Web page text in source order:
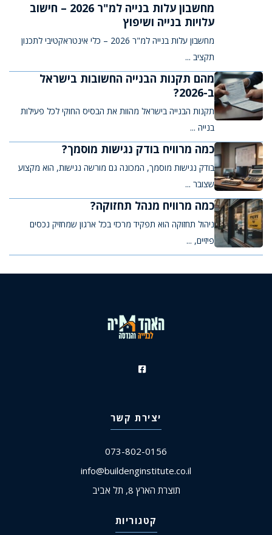
מחשבון עלות בנייה למ"ר 2026 – חישוב
עלויות בנייה ושיפוץ
מחשבון עלות בנייה למ"ר 2026 – כלי אינטראקטיבי לתכנון
תקציב ...
מהם תקנות הבנייה החשובות בישראל
ב-2026?
תקנות הבנייה בישראל מהוות את הבסיס החוקי לכל פעילות
בנייה ...
כמה מרוויח בודק נגישות מוסמך?
בודק נגישות מוסמך, המכונה גם מורשה נגישות, הוא מקצוע
שצובר ...
כמה מרוויח מנהל תחזוקה?
ניהול תחזוקה הוא תפקיד מרכזי בכל ארגון שמחזיק נכסים
פיזיים, ...
יצירת קשר
073-802-0156
info@buildenginstitute.co.il
תוצרת הארץ 8, תל אביב
קטגוריות